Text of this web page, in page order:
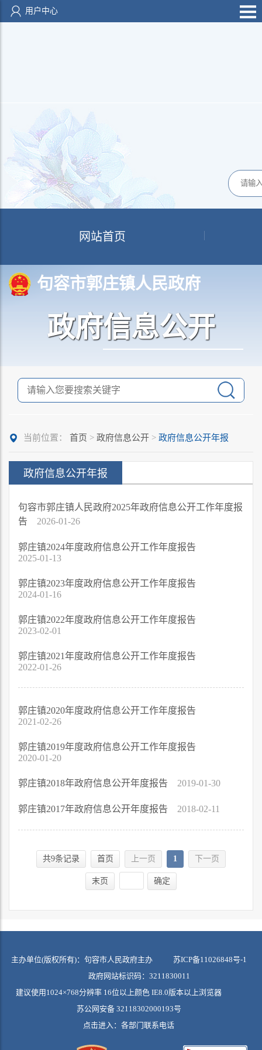
用户中心
网站首页
句容市郭庄镇人民政府
政府信息公开
当前位置： 首页 > 政府信息公开 > 政府信息公开年报
政府信息公开年报
句容市郭庄镇人民政府2025年政府信息公开工作年度报
告
2026-01-26
郭庄镇2024年度政府信息公开工作年度报告
2025-01-13
郭庄镇2023年度政府信息公开工作年度报告
2024-01-16
郭庄镇2022年度政府信息公开工作年度报告
2023-02-01
郭庄镇2021年度政府信息公开工作年度报告
2022-01-26
郭庄镇2020年度政府信息公开工作年度报告
2021-02-26
郭庄镇2019年度政府信息公开工作年度报告
2020-01-20
郭庄镇2018年政府信息公开年度报告 2019-01-30
郭庄镇2017年政府信息公开年度报告 2018-02-11
共9条记录 首页 上一页 1 下一页
末页 确定
主办单位(版权所有)：句容市人民政府主办 苏ICP备11026848号-1
政府网站标识码：3211830011
建议使用1024×768分辨率 16位以上颜色 IE8.0版本以上浏览器
苏公网安备 32118302000193号
点击进入： 各部门联系电话